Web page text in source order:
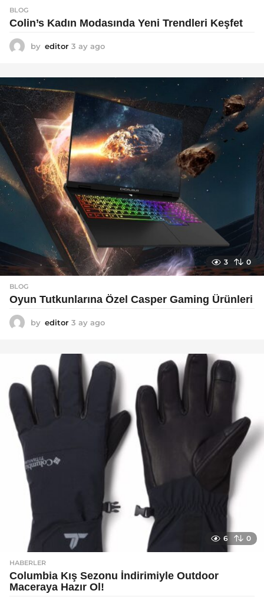
BLOG
Colin’s Kadın Modasında Yeni Trendleri Keşfet
by editor 3 ay ago
a
o
3 0
BLOG
Oyun Tutkunlarına Özel Casper Gaming Ürünleri
by editor 3 ay ago
g
6 0
HABERLER
Columbia Kış Sezonu İndirimiyle Outdoor
Maceraya Hazır Ol!